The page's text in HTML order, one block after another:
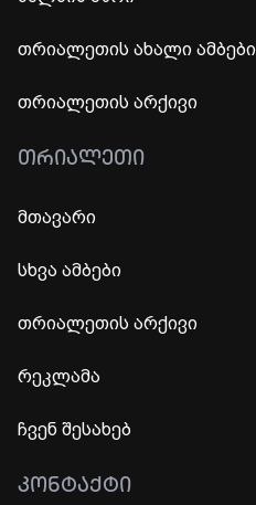
თრიალეთის ახალი ამბები
თრიალეთის არქივი
ᲗᲠᲘᲐᲚᲔᲗᲘ
მთავარი
სხვა ამბები
თრიალეთის არქივი
რეკლამა
ჩვენ შესახებ
ᲙᲝᲜᲢᲐᲥᲢᲘ